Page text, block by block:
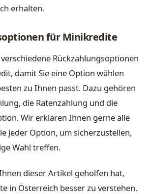
erhalten.
für Minikredite
Rückzahlungsoptionen
damit Sie eine Option wählen
zu Ihnen passt. Dazu gehören
die Ratenzahlung und die
Wir erklären Ihnen gerne alle
jeder Option, um sicherzustellen,
Wahl treffen.
dieser Artikel geholfen hat,
in Österreich besser zu verstehen.